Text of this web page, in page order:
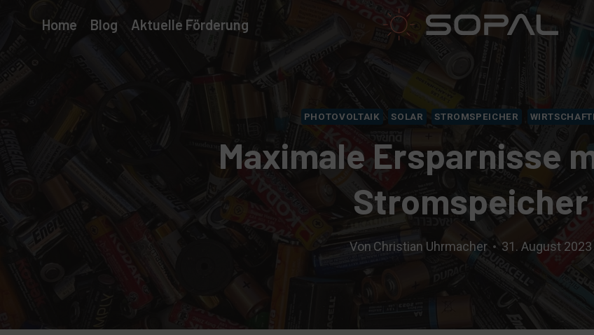
Home Blog Aktuelle Förderung
PHOTOVOLTAIK SOLAR STROMSPEICHER
Maximale Ersparnisse
Stromspeicher
Von Christian Uhrmacher 31. August 2023